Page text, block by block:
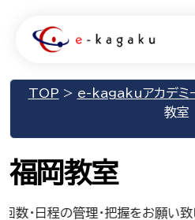
TOP > e-kagakuアカデミ
教室
福岡教室
数・日程の管理・把握をお願い